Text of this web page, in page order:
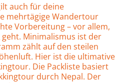
auch für deine
mehrtägige Wandertour
Vorbereitung – vor allem,
geht. Minimalismus ist der
zählt auf den steilen
Hier ist die ultimative
Die Packliste basiert
durch Nepal. Der